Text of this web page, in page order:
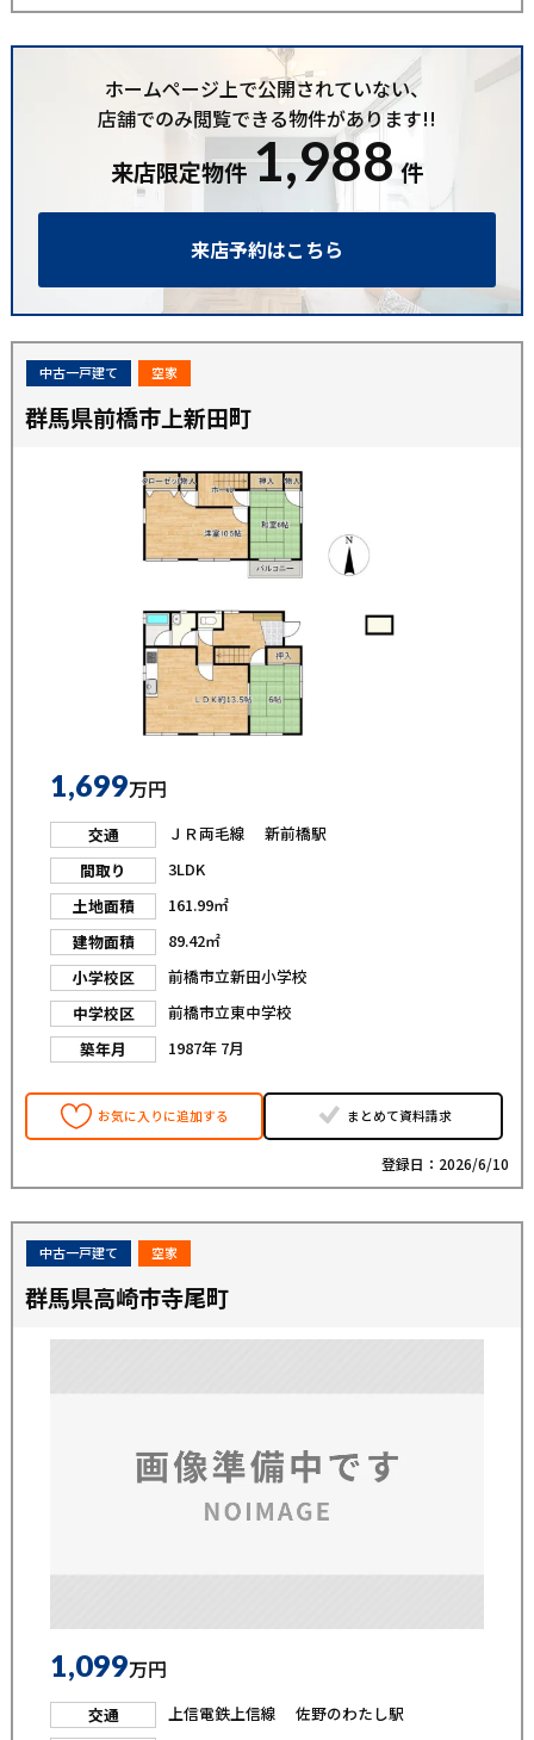
ホームページ上で公開されていない、
店舗でのみ閲覧できる物件があります!!
来店限定物件 1,988 件
来店予約はこちら
中古一戸建て 空家
群馬県前橋市上新田町
1,699万円
交通
ＪＲ両毛線 新前橋駅
間取り
3LDK
土地面積
161.99㎡
建物面積
89.42㎡
小学校区
前橋市立新田小学校
中学校区
前橋市立東中学校
築年月
1987年 7月
お気に入りに追加する まとめて資料請求
登録日：2026/6/10
中古一戸建て 空家
群馬県高崎市寺尾町
1,099万円
交通
上信電鉄上信線 佐野のわたし駅